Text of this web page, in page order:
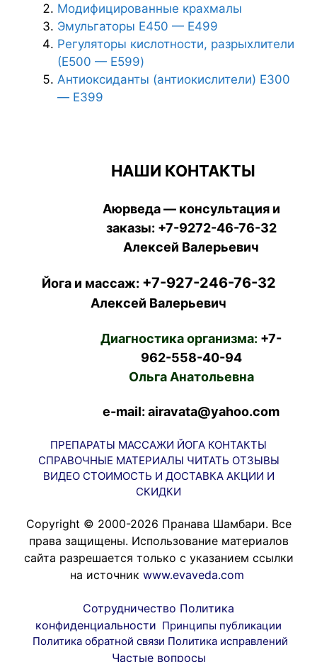
Модифицированные крахмалы
Эмульгаторы Е450 — Е499
Регуляторы кислотности, разрыхлители
(Е500 — E599)
Антиоксиданты (антиокислители) Е300
— Е399
НАШИ КОНТАКТЫ
Аюрведа — консультация и
заказы: +7-9272-46-76-32
Алексей Валерьевич
Йога и массаж: +7-927-246-76-32
Алексей Валерьевич
Диагностика организма: +7-
962-558-40-94
Ольга Анатольевна
e-mail: airavata@yahoo.com
ПРЕПАРАТЫ МАССАЖИ ЙОГА КОНТАКТЫ
СПРАВОЧНЫЕ МАТЕРИАЛЫ ЧИТАТЬ ОТЗЫВЫ
ВИДЕО СТОИМОСТЬ И ДОСТАВКА АКЦИИ И
СКИДКИ
Copyright © 2000-2026 Пранава Шамбари. Все
права защищены. Использование материалов
сайта разрешается только с указанием ссылки
на источник www.evaveda.com
Сотрудничество Политика
конфиденциальности Принципы публикации
Политика обратной связи Политика исправлений
Частые вопросы